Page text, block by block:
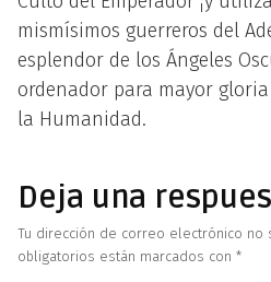
mismísimos guerreros del
esplendor de los Ángeles
ordenador para mayor
la Humanidad.
Deja una
Tu dirección de correo electrónico no
obligatorios están marcados con *